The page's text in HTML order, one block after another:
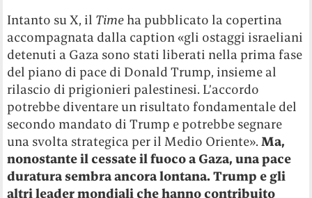
Intanto su X, il Time ha pubblicato la copertina
accompagnata dalla caption «gli ostaggi israeliani
detenuti a Gaza sono stati liberati nella prima fase
del piano di pace di Donald Trump, insieme al
rilascio di prigionieri palestinesi. L’accordo
potrebbe diventare un risultato fondamentale del
secondo mandato di Trump e potrebbe segnare
una svolta strategica per il Medio Oriente».Ma,
nonostante il cessate il fuoco a Gaza, una pace
duratura sembra ancora lontana. Trump e gli
altri leader mondiali che hanno contribuito